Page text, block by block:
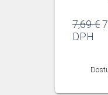
7,69€
DPH